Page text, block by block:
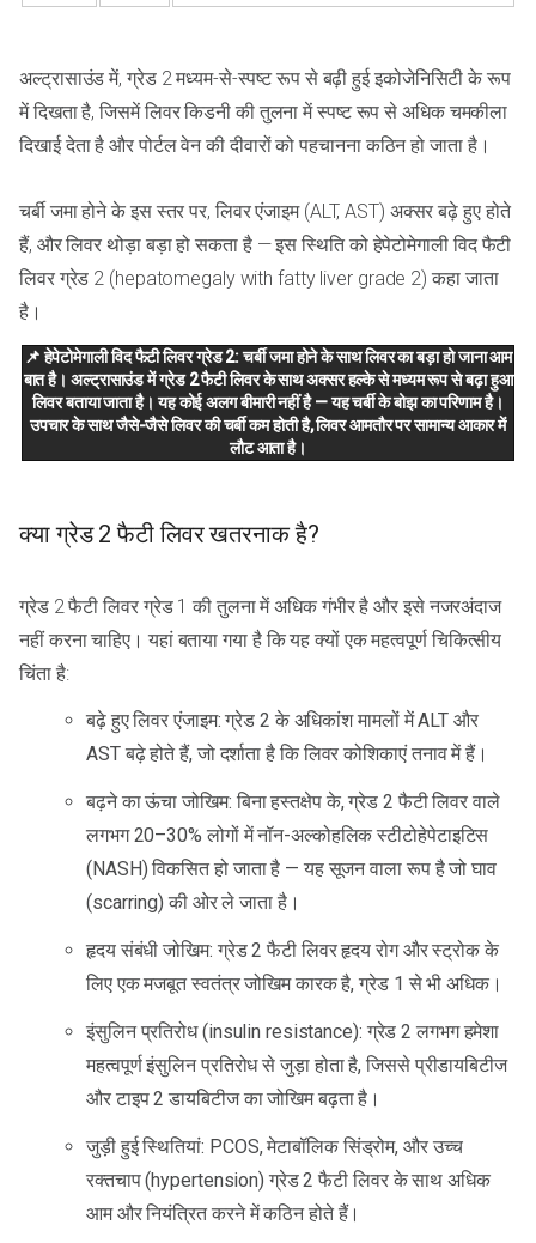
अल्ट्रासाउंड में, ग्रेड 2 मध्यम-से-स्पष्ट रूप से बढ़ी हुई इकोजेनिसिटी के रूप
में दिखता है, जिसमें लिवर किडनी की तुलना में स्पष्ट रूप से अधिक चमकीला
दिखाई देता है और पोर्टल वेन की दीवारों को पहचानना कठिन हो जाता है।
चर्बी जमा होने के इस स्तर पर, लिवर एंजाइम (ALT, AST) अक्सर बढ़े हुए होते
हैं, और लिवर थोड़ा बड़ा हो सकता है — इस स्थिति को हेपेटोमेगाली विद फैटी
लिवर ग्रेड 2 (hepatomegaly with fatty liver grade 2) कहा जाता
है।
📌 हेपेटोमेगाली विद फैटी लिवर ग्रेड 2: चर्बी जमा होने के साथ लिवर का बड़ा हो जाना आम
बात है। अल्ट्रासाउंड में ग्रेड 2 फैटी लिवर के साथ अक्सर हल्के से मध्यम रूप से बढ़ा हुआ
लिवर बताया जाता है। यह कोई अलग बीमारी नहीं है — यह चर्बी के बोझ का परिणाम है।
उपचार के साथ जैसे-जैसे लिवर की चर्बी कम होती है, लिवर आमतौर पर सामान्य आकार में
लौट आता है।
क्या ग्रेड 2 फैटी लिवर खतरनाक है?
ग्रेड 2 फैटी लिवर ग्रेड 1 की तुलना में अधिक गंभीर है और इसे नजरअंदाज
नहीं करना चाहिए। यहां बताया गया है कि यह क्यों एक महत्वपूर्ण चिकित्सीय
चिंता है:
बढ़े हुए लिवर एंजाइम: ग्रेड 2 के अधिकांश मामलों में ALT और
AST बढ़े होते हैं, जो दर्शाता है कि लिवर कोशिकाएं तनाव में हैं।
बढ़ने का ऊंचा जोखिम: बिना हस्तक्षेप के, ग्रेड 2 फैटी लिवर वाले
लगभग 20–30% लोगों में नॉन-अल्कोहलिक स्टीटोहेपेटाइटिस
(NASH) विकसित हो जाता है — यह सूजन वाला रूप है जो घाव
(scarring) की ओर ले जाता है।
हृदय संबंधी जोखिम: ग्रेड 2 फैटी लिवर हृदय रोग और स्ट्रोक के
लिए एक मजबूत स्वतंत्र जोखिम कारक है, ग्रेड 1 से भी अधिक।
इंसुलिन प्रतिरोध (insulin resistance): ग्रेड 2 लगभग हमेशा
महत्वपूर्ण इंसुलिन प्रतिरोध से जुड़ा होता है, जिससे प्रीडायबिटीज
और टाइप 2 डायबिटीज का जोखिम बढ़ता है।
जुड़ी हुई स्थितियां: PCOS, मेटाबॉलिक सिंड्रोम, और उच्च
रक्तचाप (hypertension) ग्रेड 2 फैटी लिवर के साथ अधिक
आम और नियंत्रित करने में कठिन होते हैं।